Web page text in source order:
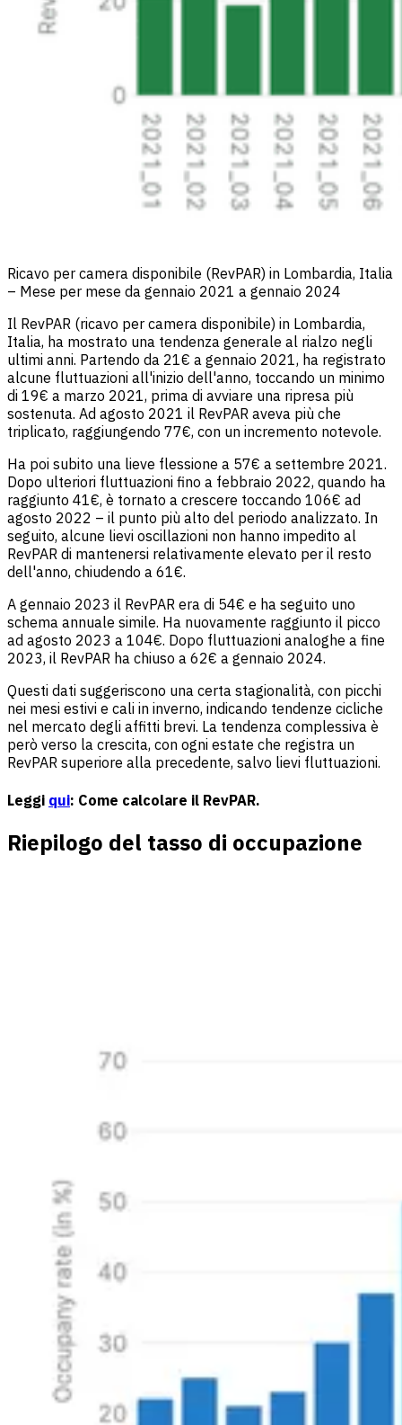
Ricavo per camera disponibile (RevPAR) in Lombardia, Italia
– Mese per mese da gennaio 2021 a gennaio 2024
Il RevPAR (ricavo per camera disponibile) in Lombardia,
Italia, ha mostrato una tendenza generale al rialzo negli
ultimi anni. Partendo da 21€ a gennaio 2021, ha registrato
alcune fluttuazioni all'inizio dell'anno, toccando un minimo
di 19€ a marzo 2021, prima di avviare una ripresa più
sostenuta. Ad agosto 2021 il RevPAR aveva più che
triplicato, raggiungendo 77€, con un incremento notevole.
Ha poi subito una lieve flessione a 57€ a settembre 2021.
Dopo ulteriori fluttuazioni fino a febbraio 2022, quando ha
raggiunto 41€, è tornato a crescere toccando 106€ ad
agosto 2022 – il punto più alto del periodo analizzato. In
seguito, alcune lievi oscillazioni non hanno impedito al
RevPAR di mantenersi relativamente elevato per il resto
dell'anno, chiudendo a 61€.
A gennaio 2023 il RevPAR era di 54€ e ha seguito uno
schema annuale simile. Ha nuovamente raggiunto il picco
ad agosto 2023 a 104€. Dopo fluttuazioni analoghe a fine
2023, il RevPAR ha chiuso a 62€ a gennaio 2024.
Questi dati suggeriscono una certa stagionalità, con picchi
nei mesi estivi e cali in inverno, indicando tendenze cicliche
nel mercato degli affitti brevi. La tendenza complessiva è
però verso la crescita, con ogni estate che registra un
RevPAR superiore alla precedente, salvo lievi fluttuazioni.
Leggi qui: Come calcolare il RevPAR.
Riepilogo del tasso di occupazione